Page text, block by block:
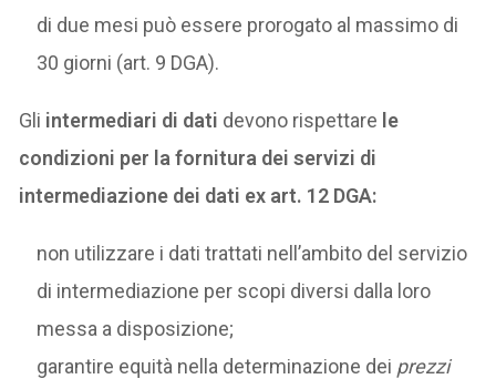
di due mesi può essere prorogato al massimo di
30 giorni (art. 9 DGA).
Gli intermediari di dati devono rispettare le
condizioni per la fornitura dei servizi di
intermediazione dei dati ex art. 12 DGA:
non utilizzare i dati trattati nell’ambito del servizio
di intermediazione per scopi diversi dalla loro
messa a disposizione;
garantire equità nella determinazione dei prezzi